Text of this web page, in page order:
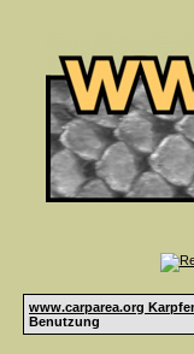
www.carparea.org
Benutzung